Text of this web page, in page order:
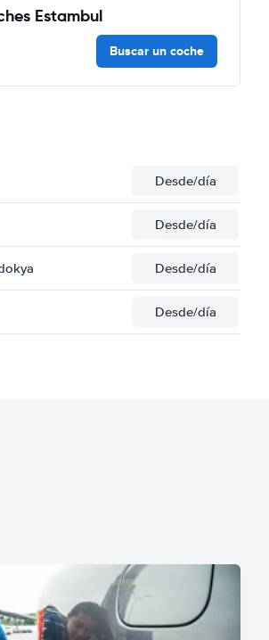
Estambul
Buscar un coche
Desde/día
Desde/día
Desde/día
Desde/día